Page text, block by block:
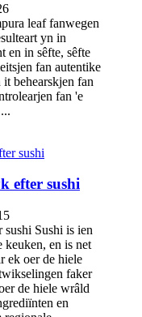
leaf fanwegen
yn in
en in sêfte, sêfte
fan autentike
behearskjen fan
fan 'e
efter sushi
Sushi is ien
keuken, en is net
ek oer de hiele
faker
de hiele wrâld
en